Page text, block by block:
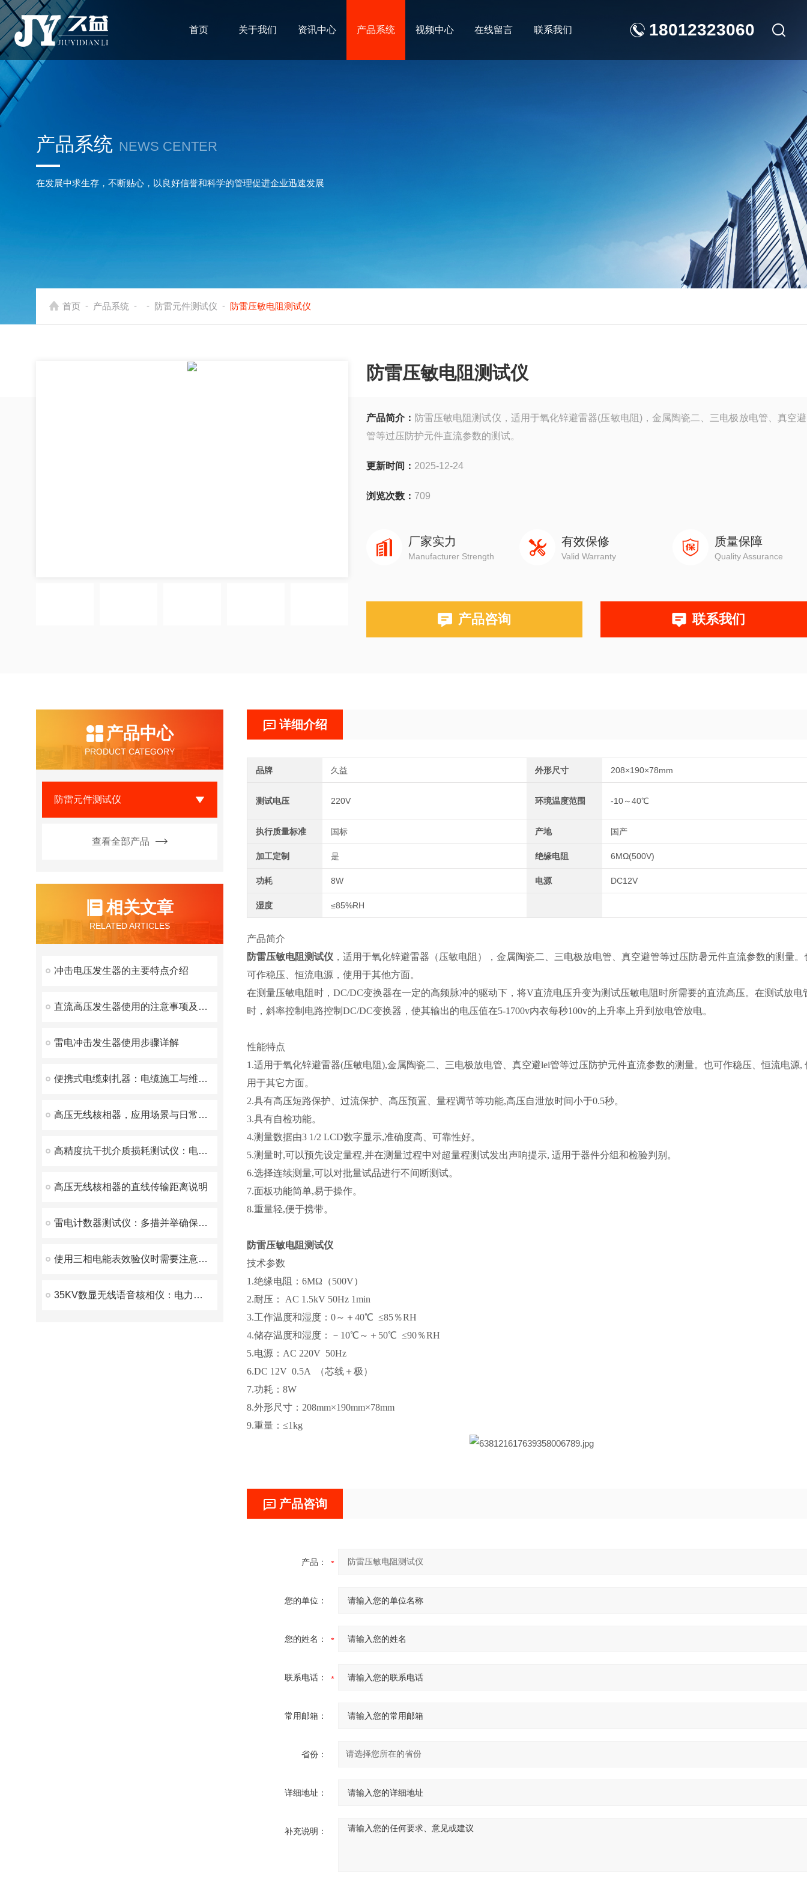
18012323060
首页 关于我们 资讯中心 产品系统 视频中心 在线留言 联系我们
产品系统 NEWS CENTER
在发展中求生存，不断贴心，以良好信誉和科学的管理促进企业迅速发展
首页 - 产品系统 - - 防雷元件测试仪 - 防雷压敏电阻测试仪
防雷压敏电阻测试仪
产品简介： 防雷压敏电阻测试仪，适用于氧化锌避雷器(压敏电阻)，金属陶瓷二、三电极放电管、真空
管等过压防护元件直流参数的测试。
更新时间： 2025-12-24
浏览次数： 709
厂家实力
Manufacturer Strength
有效保修
Valid Warranty
质量保障
Quality Assurance
产品咨询 联系我们
产品中心
PRODUCT CATEGORY
防雷元件测试仪
查看全部产品
相关文章
RELATED ARTICLES
冲击电压发生器的主要特点介绍
直流高压发生器使用的注意事项及保养注意事项
雷电冲击发生器使用步骤详解
便携式电缆刺扎器：电缆施工与维护的得力助手
高压无线核相器，应用场景与日常维护方案解析
高精度抗干扰介质损耗测试仪：电力系统绝缘诊断新仪器
高压无线核相器的直线传输距离说明
雷电计数器测试仪：多措并举确保测试结果精准可靠
使用三相电能表效验仪时需要注意以下几点
35KV数显无线语音核相仪：电力行业的相位校验利器
详细介绍
品牌 久益 外形尺寸 208×190×78mm
测试电压 220V 环境温度范围 -10～40℃
执行质量标准 国标 产地 国产
加工定制 是 绝缘电阻 6MΩ(500V)
功耗 8W 电源 DC12V
湿度 ≤85%RH
产品简介
防雷压敏电阻测试仪 ，适用于氧化锌避雷器（压敏电阻），金属陶瓷二、三电极放电管、真空避管等过压防暑元件直流参数的测量。
可作稳压、恒流电源，使用于其他方面。
在测量压敏电阻时，DC/DC变换器在一定的高频脉冲的驱动下，将V直流电压升变为测试压敏电阻时所需要的直流高压。在测试放电
时，斜率控制电路控制DC/DC变换器，使其输出的电压值在5-1700v内衣每秒100v的上升率上升到放电管放电。
性能特点
1.适用于氧化锌避雷器(压敏电阻),金属陶瓷二、三电极放电管、真空避lei管等过压防护元件直流参数的测量。也可作稳压、恒流电源,
用于其它方面。
2.具有高压短路保护、过流保护、高压预置、量程调节等功能,高压自泄放时间小于0.5秒。
3.具有自检功能。
4.测量数据由3 1/2 LCD数字显示,准确度高、可靠性好。
5.测量时,可以预先设定量程,并在测量过程中对超量程测试发出声响提示, 适用于器件分组和检验判别。
6.选择连续测量,可以对批量试品进行不间断测试。
7.面板功能简单,易于操作。
8.重量轻,便于携带。
防雷压敏电阻测试仪
技术参数
1.绝缘电阻：6MΩ（500V）
2.耐压： AC 1.5kV 50Hz 1min
3.工作温度和湿度：0～＋40℃ ≤85％RH
4.储存温度和湿度：－10℃～＋50℃ ≤90％RH
5.电源：AC 220V 50Hz
6.DC 12V 0.5A （芯线＋极）
7.功耗：8W
8.外形尺寸：208mm×190mm×78mm
9.重量：≤1kg
产品咨询
产品：
您的单位：
您的姓名：
联系电话：
常用邮箱：
省份：
详细地址：
补充说明：